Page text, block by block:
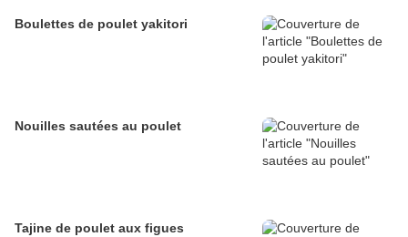
Boulettes de poulet yakitori
Nouilles sautées au poulet
Tajine de poulet aux figues